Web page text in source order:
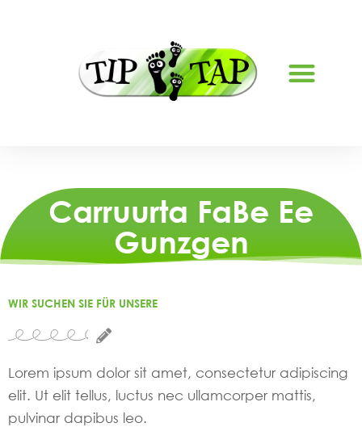
Carruurta FaBe Ee
Gunzgen
WIR SUCHEN SIE FÜR UNSERE
Lorem ipsum dolor sit amet, consectetur adipiscing
elit. Ut elit tellus, luctus nec ullamcorper mattis,
pulvinar dapibus leo.